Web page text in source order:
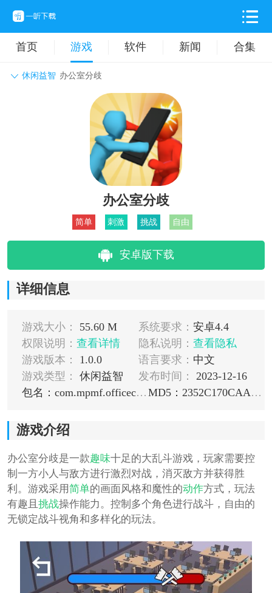
首页 游戏 软件 新闻 合集
休闲益智 办公室分歧
动作格斗 休闲益智
卡牌对战 音乐舞蹈
挂机养成
办公室分歧
简单 刺激 挑战 自由
安卓版下载
详细信息
游戏大小： 55.60 M 系统要求： 安卓4.4
权限说明： 查看详情 隐私说明： 查看隐私
游戏版本：
1.0.0 语言要求： 中文
游戏类型：
休闲益智 发布时间：
2023-12-16
包名：com.mpmf.officeclash
MD5：2352C170CAA899988BFBA1344CF6B3CA
游戏介绍
办公室分歧是一款趣味十足的大乱斗游戏，玩家需要控
制一方小人与敌方进行激烈对战，消灭敌方并获得胜
利。游戏采用简单的画面风格和魔性的动作方式，玩法
有趣且 挑战操作能力。控制多个角色进行战斗，自由的
无锁定战斗视角和多样化的玩法。